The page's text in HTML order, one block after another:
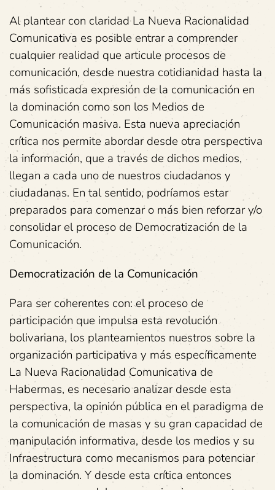
Al plantear con claridad La Nueva Racionalidad
Comunicativa es posible entrar a comprender
cualquier realidad que articule procesos de
comunicación, desde nuestra cotidianidad hasta la
más sofisticada expresión de la comunicación en
la dominación como son los Medios de
Comunicación masiva. Esta nueva apreciación
crítica nos permite abordar desde otra perspectiva
la información, que a través de dichos medios,
llegan a cada uno de nuestros ciudadanos y
ciudadanas. En tal sentido, podríamos estar
preparados para comenzar o más bien reforzar y/o
consolidar el proceso de Democratización de la
Comunicación.
Democratización de la Comunicación
Para ser coherentes con: el proceso de
participación que impulsa esta revolución
bolivariana, los planteamientos nuestros sobre la
organización participativa y más específicamente
La Nueva Racionalidad Comunicativa de
Habermas, es necesario analizar desde esta
perspectiva, la opinión pública en el paradigma de
la comunicación de masas y su gran capacidad de
manipulación informativa, desde los medios y su
Infraestructura como mecanismos para potenciar
la dominación. Y desde esta crítica entonces